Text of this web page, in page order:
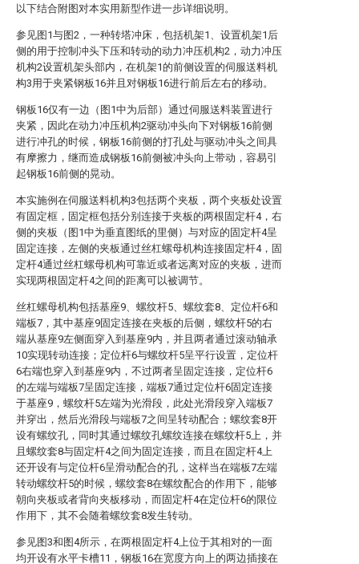
以下结合附图对本实用新型作进一步详细说明。
参见图1与图2，一种转塔冲床，包括机架1、设置机架1后
侧的用于控制冲头下压和转动的动力冲压机构2，动力冲压
机构2设置机架头部内，在机架1的前侧设置的伺服送料机
构3用于夹紧钢板16并且对钢板16进行前后左右的移动。
钢板16仅有一边（图1中为后部）通过伺服送料装置进行
夹紧，因此在动力冲压机构2驱动冲头向下对钢板16前侧
进行冲孔的时候，钢板16前侧的打孔处与驱动冲头之间具
有摩擦力，继而造成钢板16前侧被冲头向上带动，容易引
起钢板16前侧的晃动。
本实施例在伺服送料机构3包括两个夹板，两个夹板处设置
有固定框，固定框包括分别连接于夹板的两根固定杆4，右
侧的夹板（图1中为垂直图纸的里侧）与对应的固定杆4呈
固定连接，左侧的夹板通过丝杠螺母机构连接固定杆4，固
定杆4通过丝杠螺母机构可靠近或者远离对应的夹板，进而
实现两根固定杆4之间的距离可以被调节。
丝杠螺母机构包括基座9、螺纹杆5、螺纹套8、定位杆6和
端板7，其中基座9固定连接在夹板的后侧，螺纹杆5的右
端从基座9左侧面穿入到基座9内，并且两者通过滚动轴承
10实现转动连接；定位杆6与螺纹杆5呈平行设置，定位杆
6右端也穿入到基座9内，不过两者呈固定连接，定位杆6
的左端与端板7呈固定连接，端板7通过定位杆6固定连接
于基座9，螺纹杆5左端为光滑段，此处光滑段穿入端板7
并穿出，然后光滑段与端板7之间呈转动配合；螺纹套8开
设有螺纹孔，同时其通过螺纹孔螺纹连接在螺纹杆5上，并
且螺纹套8与固定杆4之间为固定连接，而且在固定杆4上
还开设有与定位杆6呈滑动配合的孔，这样当在端板7左端
转动螺纹杆5的时候，螺纹套8在螺纹配合的作用下，能够
朝向夹板或者背向夹板移动，而固定杆4在定位杆6的限位
作用下，其不会随着螺纹套8发生转动。
参见图3和图4所示，在两根固定杆4上位于其相对的一面
均开设有水平卡槽11，钢板16在宽度方向上的两边插接在